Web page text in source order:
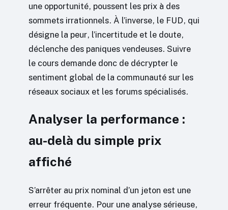
une opportunité, poussent les prix à des
sommets irrationnels. À l’inverse, le FUD, qui
désigne la peur, l’incertitude et le doute,
déclenche des paniques vendeuses. Suivre
le cours demande donc de décrypter le
sentiment global de la communauté sur les
réseaux sociaux et les forums spécialisés.
Analyser la performance :
au-delà du simple prix
affiché
S’arrêter au prix nominal d’un jeton est une
erreur fréquente. Pour une analyse sérieuse,